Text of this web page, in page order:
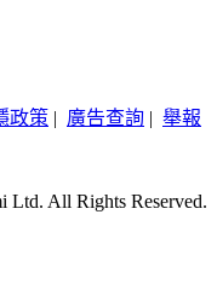
政策 | 廣告查詢 | 舉報
Ltd. All Rights Reserved.